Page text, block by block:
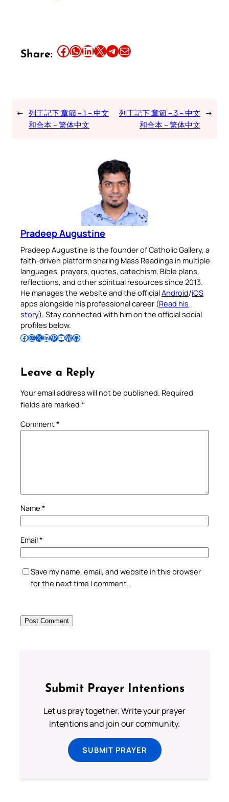
Share: Share this article on Facebook Share this article on WhatsApp Share this article on LinkedIn Share this article on X Share this article on TelegramEmail this Article
← 列王記下 章節 – 1 – 中文
和合本 – 繁体中文
列王記下 章節 – 3 – 中文
和合本 – 繁体中文
→
Pradeep Augustine
Pradeep Augustine is the founder of Catholic Gallery, a
faith-driven platform sharing Mass Readings in multiple
languages, prayers, quotes, catechism, Bible plans,
reflections, and other spiritual resources since 2013.
He manages the website and the officialAndroid/iOS
apps alongside his professional career (Read his
story). Stay connected with him on the official social
profiles below.
Follow Pradeep on Facebook Follow Pradeep on InstagramFollow Pradeep on X Follow Pradeep on LinkedIn Follow Pradeep on Pinterest Subscribe to Pradeep’s Youtube Channel Follow Pradeep on WordPress Follow Pradeep on GitHub
Leave a Reply
Your email address will not be published. Required
fields are marked *
Comment*
Name *
Email*
Save my name, email, and website in this browser
for the next time I comment.
Submit Prayer Intentions
Let us pray together. Write your prayer
intentions and join our community.
SUBMIT PRAYER